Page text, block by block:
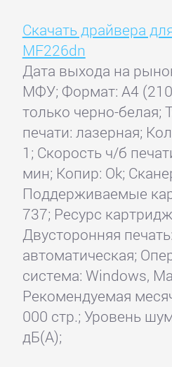
Скачать драйвера
MF226dn
Дата выхода на
МФУ; Формат: A4
только черно-белая;
печати: лазерная;
1; Скорость ч/б
мин; Копир: Ok;
Поддерживаемые
737; Ресурс
Двусторонняя
автоматическая;
система: Windows,
Рекомендуемая
000 стр.; Уровень
дБ(А);